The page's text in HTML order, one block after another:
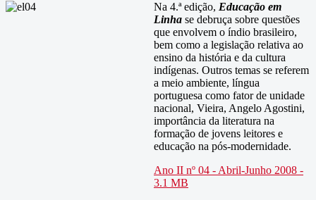
Na 4.ª edição, Educação em
Linha se debruça sobre questões
que envolvem o índio brasileiro,
bem como a legislação relativa ao
ensino da história e da cultura
indígenas. Outros temas se referem
a meio ambiente, língua
portuguesa como fator de unidade
nacional, Vieira, Angelo Agostini,
importância da literatura na
formação de jovens leitores e
educação na pós-modernidade.
Ano II nº 04 - Abril-Junho 2008 -
3.1 MB